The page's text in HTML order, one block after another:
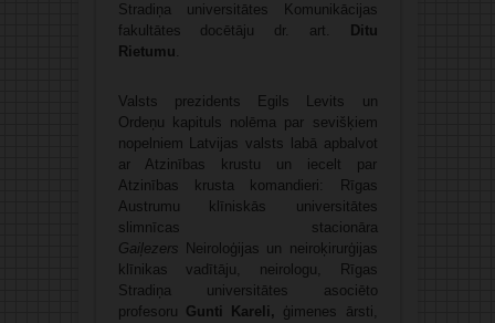
Stradiņa universitātes Komunikācijas
fakultātes docētāju dr. art.
Ditu
Rietumu.
Valsts prezidents Egils Levits un
Ordeņu kapituls nolēma par sevišķiem
nopelniem Latvijas valsts labā apbalvot
ar Atzinības krustu un iecelt par
Atzinības krusta komandieri: Rīgas
Austrumu klīniskās universitātes
slimnīcas stacionāra
Gaiļezers Neiroloģijas un neiroķirurģijas
klīnikas vadītāju, neirologu, Rīgas
Stradiņa universitātes asociēto
profesoru Gunti Kareli, ģimenes ārsti,